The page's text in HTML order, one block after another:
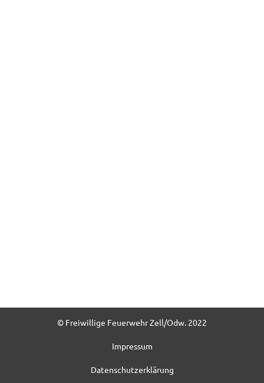
© Freiwillige Feuerwehr Zell/Odw. 2022
Impressum
Datenschutzerklärung